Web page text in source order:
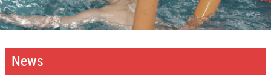
News